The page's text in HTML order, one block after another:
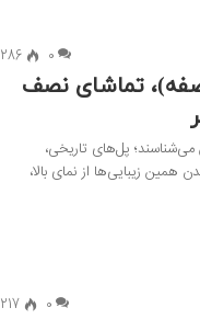
0
286
تماشای نصف
پل‌های تاریخی،
همین زیبایی‌ها از نمای بالا،
0
217